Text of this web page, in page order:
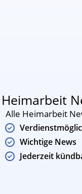
Heimarbeit
Alle Heimarbeit
Wichtige News
Jederzeit